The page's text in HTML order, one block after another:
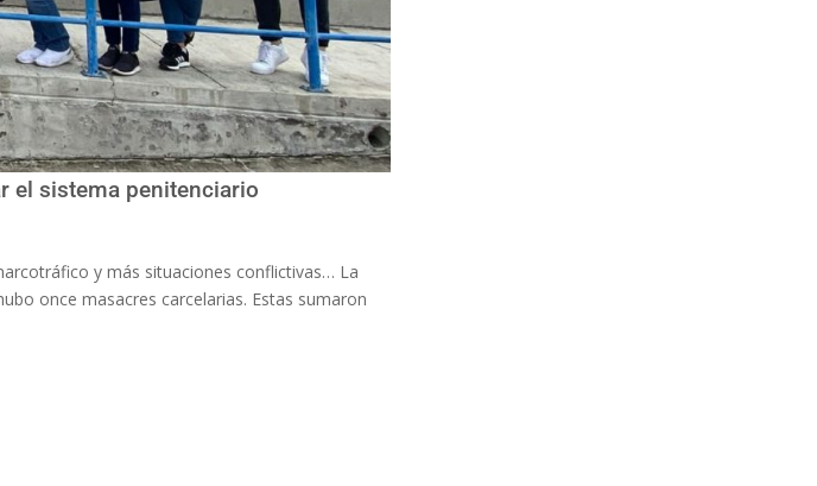
el sistema penitenciario
y más situaciones conflictivas… La
once masacres carcelarias. Estas sumaron